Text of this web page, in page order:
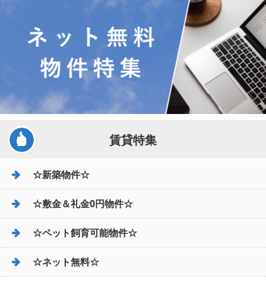
賃貸特集
☆新築物件☆
☆敷金＆礼金0円物件☆
☆ペット飼育可能物件☆
☆ネット無料☆